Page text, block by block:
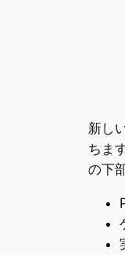
新し
ちま
の下